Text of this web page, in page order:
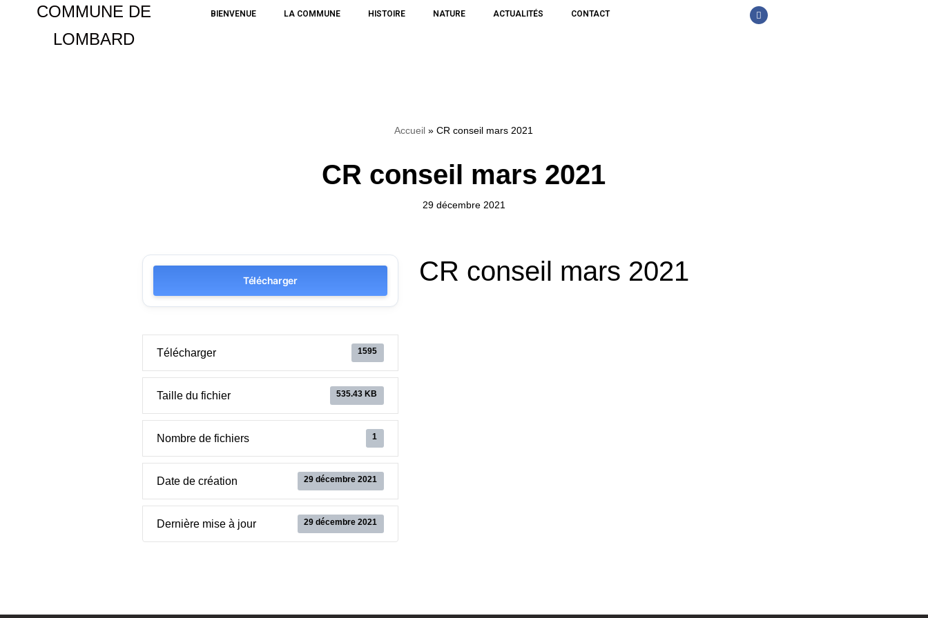
COMMUNE DE
LOMBARD
BIENVENUE LA COMMUNE HISTOIRE NATURE ACTUALITÉS CONTACT
Accueil »CR conseil mars 2021
CR conseil mars 2021
29 décembre 2021
Télécharger
Télécharger 1595
Taille du fichier 535.43 KB
Nombre de fichiers 1
Date de création 29 décembre 2021
Dernière mise à jour 29 décembre 2021
CR conseil mars 2021